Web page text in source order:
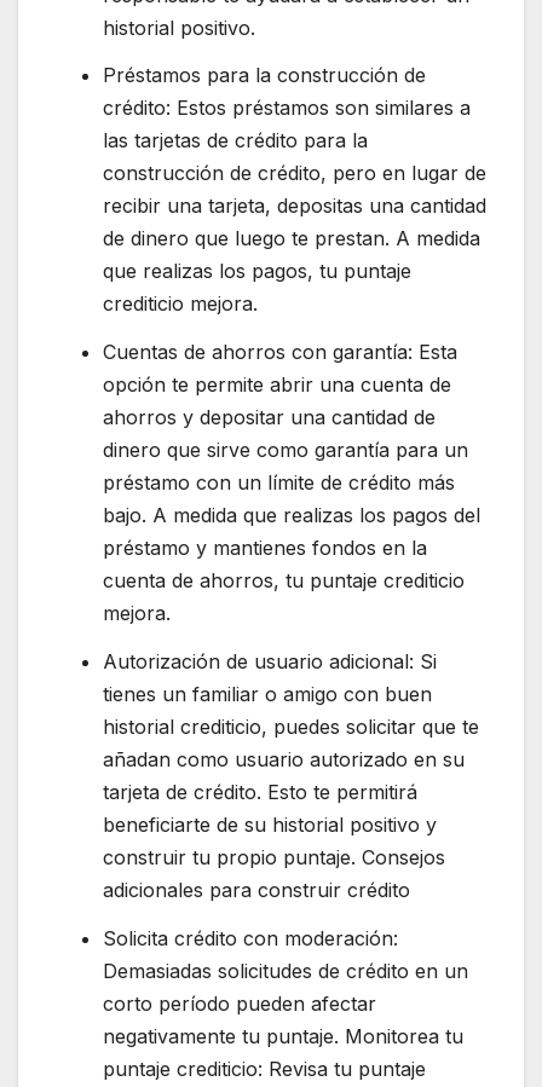
historial positivo.
Préstamos para la construcción de
crédito: Estos préstamos son similares a
las tarjetas de crédito para la
construcción de crédito, pero en lugar de
recibir una tarjeta, depositas una cantidad
de dinero que luego te prestan. A medida
que realizas los pagos, tu puntaje
crediticio mejora.
Cuentas de ahorros con garantía: Esta
opción te permite abrir una cuenta de
ahorros y depositar una cantidad de
dinero que sirve como garantía para un
préstamo con un límite de crédito más
bajo. A medida que realizas los pagos del
préstamo y mantienes fondos en la
cuenta de ahorros, tu puntaje crediticio
mejora.
Autorización de usuario adicional: Si
tienes un familiar o amigo con buen
historial crediticio, puedes solicitar que te
añadan como usuario autorizado en su
tarjeta de crédito. Esto te permitirá
beneficiarte de su historial positivo y
construir tu propio puntaje. Consejos
adicionales para construir crédito
Solicita crédito con moderación:
Demasiadas solicitudes de crédito en un
corto período pueden afectar
negativamente tu puntaje. Monitorea tu
puntaje crediticio: Revisa tu puntaje